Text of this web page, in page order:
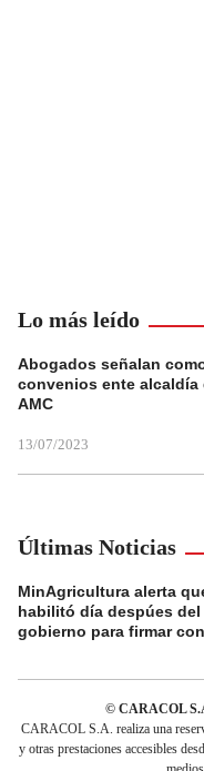
Lo más leído
Abogados señalan
convenios ente alcaldía
AMC
13/07/2023
Últimas Noticias
MinAgricultura alerta
habilitó día despúes del
gobierno para firmar
© CARACOL
CARACOL S.A. realiza una
y otras prestaciones accesibles